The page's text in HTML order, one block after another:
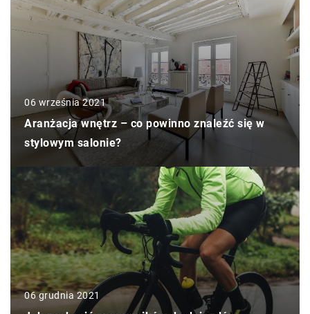
06 września 2021
Aranżacja wnętrz – co powinno znaleźć się w
stylowym salonie?
06 grudnia 2021